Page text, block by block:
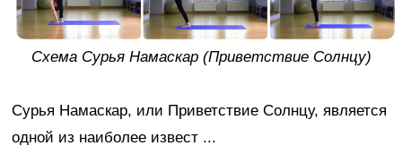
Схема Сурья Намаскар (Приветствие Солнцу)
Сурья Намаскар, или Приветствие Солнцу, является
одной из наиболее извест ...